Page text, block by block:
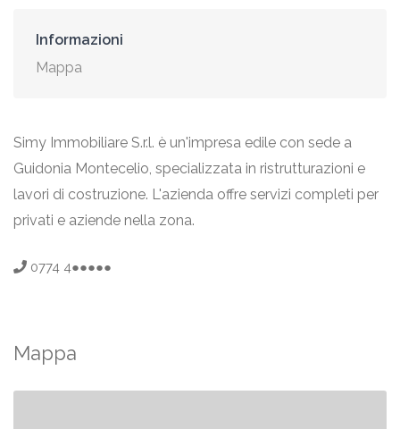
Informazioni
Mappa
Simy Immobiliare S.r.l. è un'impresa edile con sede a
Guidonia Montecelio, specializzata in ristrutturazioni e
lavori di costruzione. L'azienda offre servizi completi per
privati e aziende nella zona.
0774 4●●●●●
Mappa